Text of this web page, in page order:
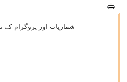
شماریات اور پروگرام کے